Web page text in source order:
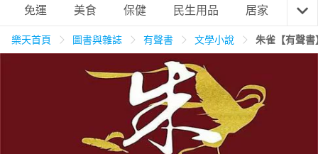
購物網分類
美食蛋糕 養生保健
3C家電 運動休閒
免運 美食 保健 民生用品 居家 3C
樂天首頁 圖書與雜誌 有聲書 文學小說 朱雀【有聲書